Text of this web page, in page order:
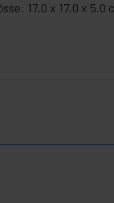
17.0 x 17.0 x 5.0